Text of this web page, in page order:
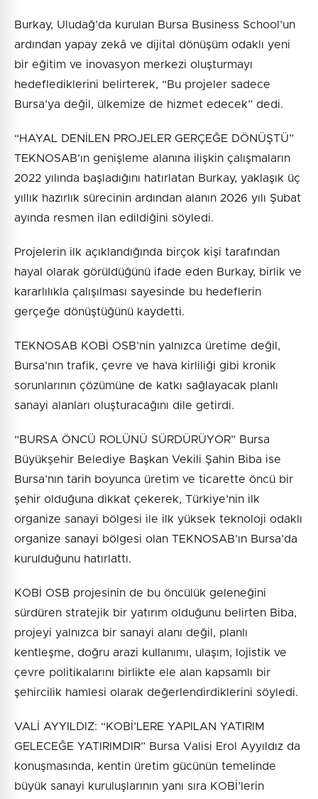
Burkay, Uludağ’da kurulan Bursa Business School’un
ardından yapay zekâ ve dijital dönüşüm odaklı yeni
bir eğitim ve inovasyon merkezi oluşturmayı
hedeflediklerini belirterek, “Bu projeler sadece
Bursa’ya değil, ülkemize de hizmet edecek” dedi.
“HAYAL DENİLEN PROJELER GERÇEĞE DÖNÜŞTÜ”
TEKNOSAB’ın genişleme alanına ilişkin çalışmaların
2022 yılında başladığını hatırlatan Burkay, yaklaşık üç
yıllık hazırlık sürecinin ardından alanın 2026 yılı Şubat
ayında resmen ilan edildiğini söyledi.
Projelerin ilk açıklandığında birçok kişi tarafından
hayal olarak görüldüğünü ifade eden Burkay, birlik ve
kararlılıkla çalışılması sayesinde bu hedeflerin
gerçeğe dönüştüğünü kaydetti.
TEKNOSAB KOBİ OSB’nin yalnızca üretime değil,
Bursa’nın trafik, çevre ve hava kirliliği gibi kronik
sorunlarının çözümüne de katkı sağlayacak planlı
sanayi alanları oluşturacağını dile getirdi.
“BURSA ÖNCÜ ROLÜNÜ SÜRDÜRÜYOR” Bursa
Büyükşehir Belediye Başkan Vekili Şahin Biba ise
Bursa’nın tarih boyunca üretim ve ticarette öncü bir
şehir olduğuna dikkat çekerek, Türkiye’nin ilk
organize sanayi bölgesi ile ilk yüksek teknoloji odaklı
organize sanayi bölgesi olan TEKNOSAB’ın Bursa’da
kurulduğunu hatırlattı.
KOBİ OSB projesinin de bu öncülük geleneğini
sürdüren stratejik bir yatırım olduğunu belirten Biba,
projeyi yalnızca bir sanayi alanı değil, planlı
kentleşme, doğru arazi kullanımı, ulaşım, lojistik ve
çevre politikalarını birlikte ele alan kapsamlı bir
şehircilik hamlesi olarak değerlendirdiklerini söyledi.
VALİ AYYILDIZ: “KOBİ’LERE YAPILAN YATIRIM
GELECEĞE YATIRIMDIR” Bursa Valisi Erol Ayyıldız da
konuşmasında, kentin üretim gücünün temelinde
büyük sanayi kuruluşlarının yanı sıra KOBİ’lerin